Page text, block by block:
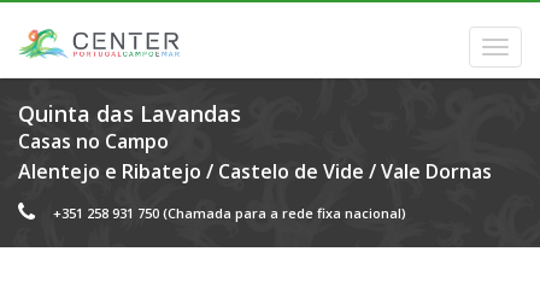
Quinta das Lavandas
Casas no Campo
Alentejo e Ribatejo / Castelo de Vide /Vale Dornas
+351 258 931 750 (Chamada para a rede fixa nacional)